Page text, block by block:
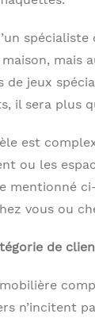
mais
de jeux
il sera plus
est
ou les
mentionné
vous ou
de
n’incitent